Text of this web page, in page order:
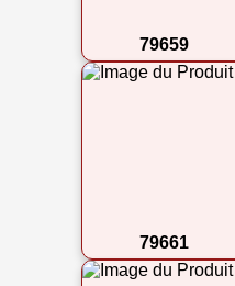
79659
79661